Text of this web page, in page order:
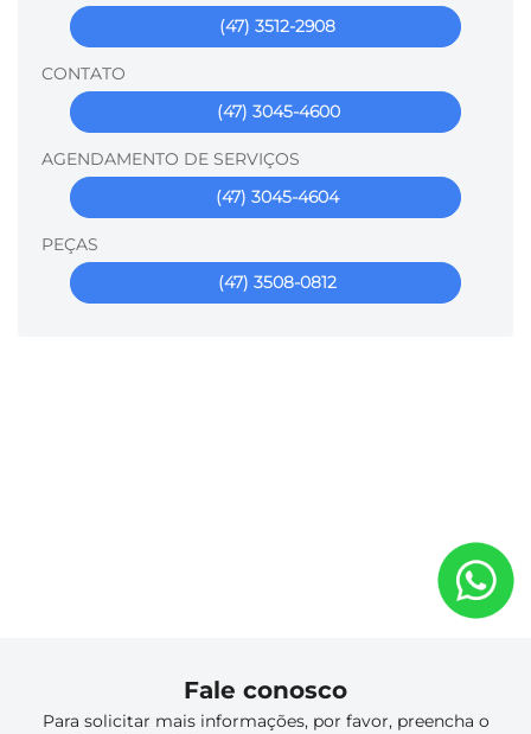
(47) 3512-2908
CONTATO
(47) 3045-4600
AGENDAMENTO DE SERVIÇOS
(47) 3045-4604
PEÇAS
(47) 3508-0812
Fale conosco
Para solicitar mais informações, por favor, preencha o